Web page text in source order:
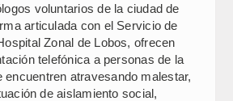
voluntarios de la ciudad de
articulada con el Servicio de
Zonal de Lobos, ofrecen
telefónica a personas de la
encuentren atravesando malestar,
de aislamiento social,